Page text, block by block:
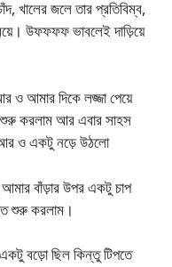
খালের জলে তার প্রতিবিম্ব,
উফফফফ ভাবলেই দাড়িয়ে
ও আমার দিকে লজ্জা পেয়ে
করলাম আর এবার সাহস
আর ও একটু নড়ে উঠলো
আমার বাঁড়ার উপর একটু চাপ
শুরু করলাম।
বড়ো ছিল কিন্তু টিপতে